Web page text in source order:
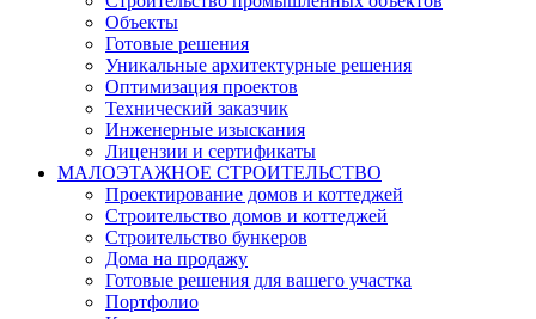
Объекты
Готовые решения
Уникальные архитектурные решения
Оптимизация проектов
Технический заказчик
Инженерные изыскания
Лицензии и сертификаты
МАЛОЭТАЖНОЕ СТРОИТЕЛЬСТВО
Проектирование домов и коттеджей
Строительство домов и коттеджей
Строительство бункеров
Дома на продажу
Готовые решения для вашего участка
Портфолио